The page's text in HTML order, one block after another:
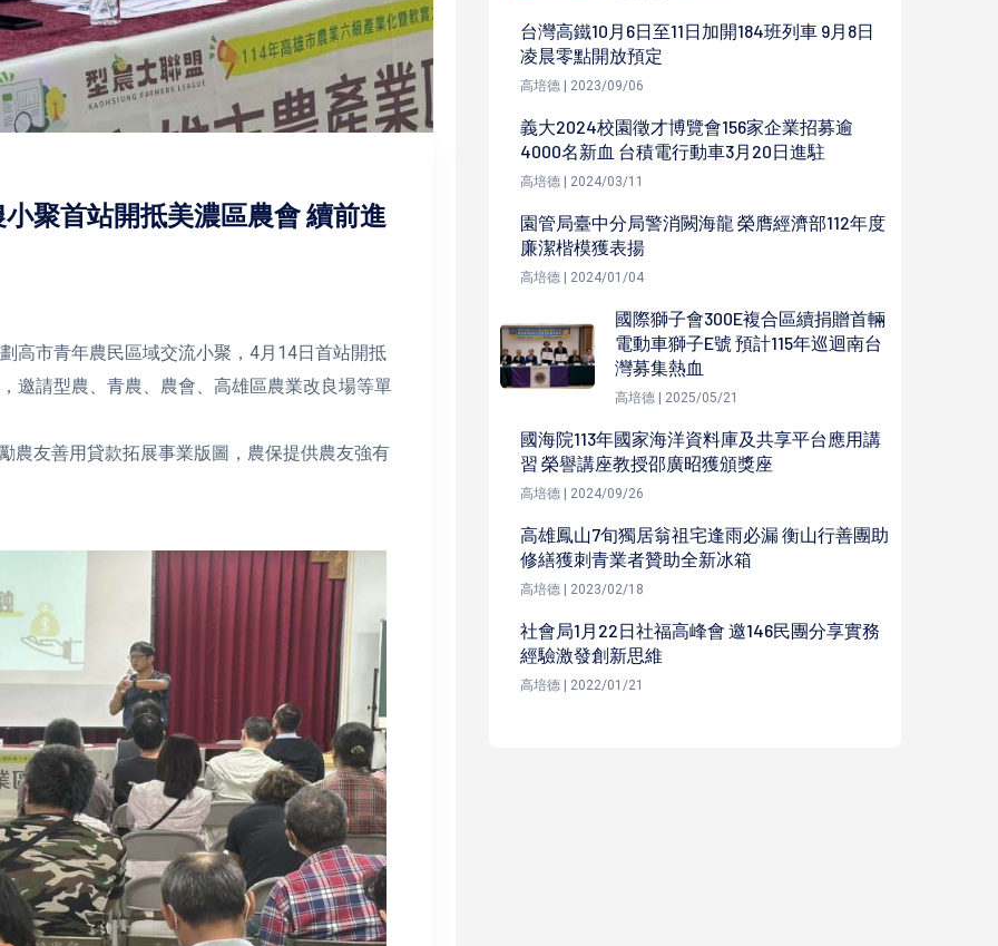
聚首站開抵美濃區農會 續前進
高市青年農民區域交流小聚，4月14日首站開抵
邀請型農、青農、農會、高雄區農業改良場等單
農友善用貸款拓展事業版圖，農保提供農友強有
台灣高鐵10月6日至11日加開184班列車 9月8日
凌晨零點開放預定
高培德 | 2023/09/06
義大2024校園徵才博覽會156家企業招募逾
4000名新血 台積電行動車3月20日進駐
高培德 | 2024/03/11
園管局臺中分局警消闕海龍 榮膺經濟部112年度
廉潔楷模獲表揚
高培德 | 2024/01/04
國際獅子會300E複合區續捐贈首輛
電動車獅子E號 預計115年巡迴南台
灣募集熱血
高培德 | 2025/05/21
國海院113年國家海洋資料庫及共享平台應用講
習 榮譽講座教授邵廣昭獲頒獎座
高培德 | 2024/09/26
高雄鳳山7旬獨居翁祖宅逢雨必漏 衡山行善團助
修繕獲刺青業者贊助全新冰箱
高培德 | 2023/02/18
社會局1月22日社福高峰會 邀146民團分享實務
經驗激發創新思維
高培德 | 2022/01/21